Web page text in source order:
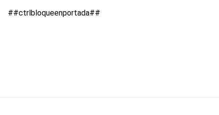
##ctrlbloqueenportada##